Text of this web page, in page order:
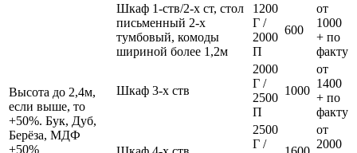
Высота до 2,4м,
если выше, то
+50%. Бук, Дуб,
Берёза, МДФ
+50%
Шкаф 1-ств/2-х ст, стол
письменный 2-х
тумбовый, комоды
шириной более 1,2м
1200
Г /
2000
П
600
от
1000
+ по
факту
Шкаф 3-х ств
2000
Г /
2500
П
1000
от
1400
+ по
факту
2500
Г /
от
2000